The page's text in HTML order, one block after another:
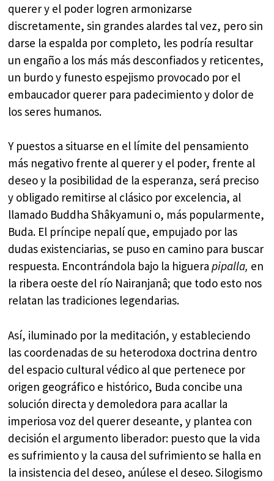
querer y el poder logren armonizarse
discretamente, sin grandes alardes tal vez, pero sin
darse la espalda por completo, les podría resultar
un engaño a los más más desconfiados y reticentes,
un burdo y funesto espejismo provocado por el
embaucador querer para padecimiento y dolor de
los seres humanos.
Y puestos a situarse en el límite del pensamiento
más negativo frente al querer y el poder, frente al
deseo y la posibilidad de la esperanza, será preciso
y obligado remitirse al clásico por excelencia, al
llamado Buddha Shâkyamuni o, más popularmente,
Buda. El príncipe nepalí que, empujado por las
dudas existenciarias, se puso en camino para buscar
respuesta. Encontrándola bajo la higuerapipalla, en
la ribera oeste del río Nairanjanâ; que todo esto nos
relatan las tradiciones legendarias.
Así, iluminado por la meditación, y estableciendo
las coordenadas de su heterodoxa doctrina dentro
del espacio cultural védico al que pertenece por
origen geográfico e histórico, Buda concibe una
solución directa y demoledora para acallar la
imperiosa voz del querer deseante, y plantea con
decisión el argumento liberador: puesto que la vida
es sufrimiento y la causa del sufrimiento se halla en
la insistencia del deseo, anúlese el deseo. Silogismo